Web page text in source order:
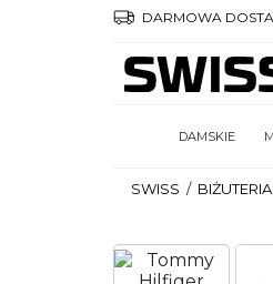
DARMOWA
DAMSKIE
SWISS / BIŻUTERIA